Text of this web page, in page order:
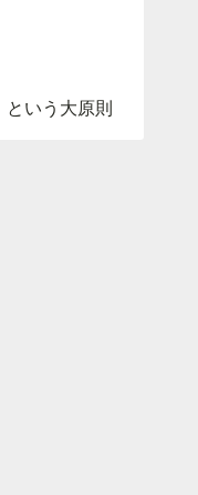
いう大原則